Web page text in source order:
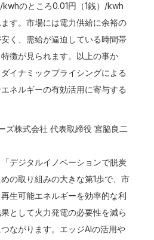
のところ0.01円（1銭）/kwh
す。市場には電力供給に余裕の
く、需給が逼迫している時間帯
徴が見られます。以上の事か
イナミックプライシングによる
ネルギーの有効活用に寄与する
ズ株式会社 代表取締役 宮脇良二
デジタルイノベーションで脱炭
の取り組みの大きな第1歩で、市
生可能エネルギーを効率的な利
として火力発電の必要性を減ら
ながります。エッジAIの活用や